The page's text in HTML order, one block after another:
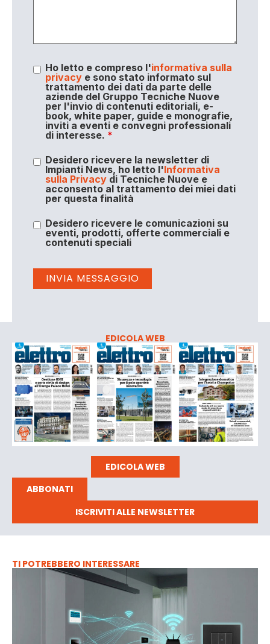
Ho letto e compreso l'informativa sulla
privacye sono stato informato sul
trattamento dei dati da parte delle
aziende del Gruppo Tecniche Nuove
per l'invio di contenuti editoriali, e-
book, white paper, guide e monografie,
inviti a eventi e convegni professionali
di interesse. *
Desidero ricevere la newsletter di
Impianti News, ho letto l'Informativa
sulla Privacydi Tecniche Nuove e
acconsento al trattamento dei miei dati
per questa finalità
Desidero ricevere le comunicazioni su
eventi, prodotti, offerte commerciali e
contenuti speciali
EDICOLA WEB
EDICOLA WEB
ABBONATI
ISCRIVITI ALLE NEWSLETTER
TI POTREBBERO INTERESSARE